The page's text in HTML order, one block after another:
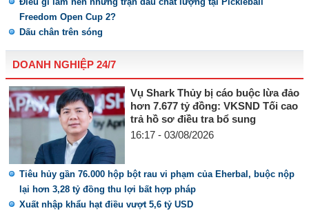
Freedom Open Cup 2?
Dấu chân trên sóng
DOANH NGHIỆP 24/7
Vụ Shark Thủy bị cáo buộc lừa đảo
hơn 7.677 tỷ đồng: VKSND Tối cao
trả hồ sơ điều tra bổ sung
16:17 - 03/08/2026
Tiêu hủy gần 76.000 hộp bột rau vi phạm của Eherbal, buộc nộp
lại hơn 3,28 tỷ đồng thu lợi bất hợp pháp
Xuất nhập khẩu hạt điều vượt 5,6 tỷ USD